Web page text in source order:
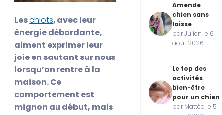
Leschiots, avec leur
énergie débordante,
aiment exprimer leur
joie en sautant sur nous
lorsqu’on rentre à la
maison. Ce
comportement est
mignon au début, mais
Amende
chien sans
laisse
par Julien le 6
août 2026
Le top des
activités
bien-être
pour un chien
par Mattéo le 5